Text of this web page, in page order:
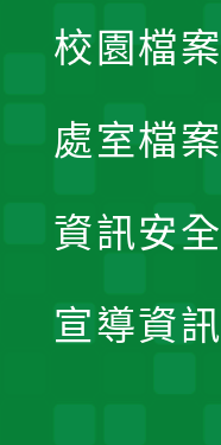
校園檔案
處室檔案
資訊安全
宣導資訊